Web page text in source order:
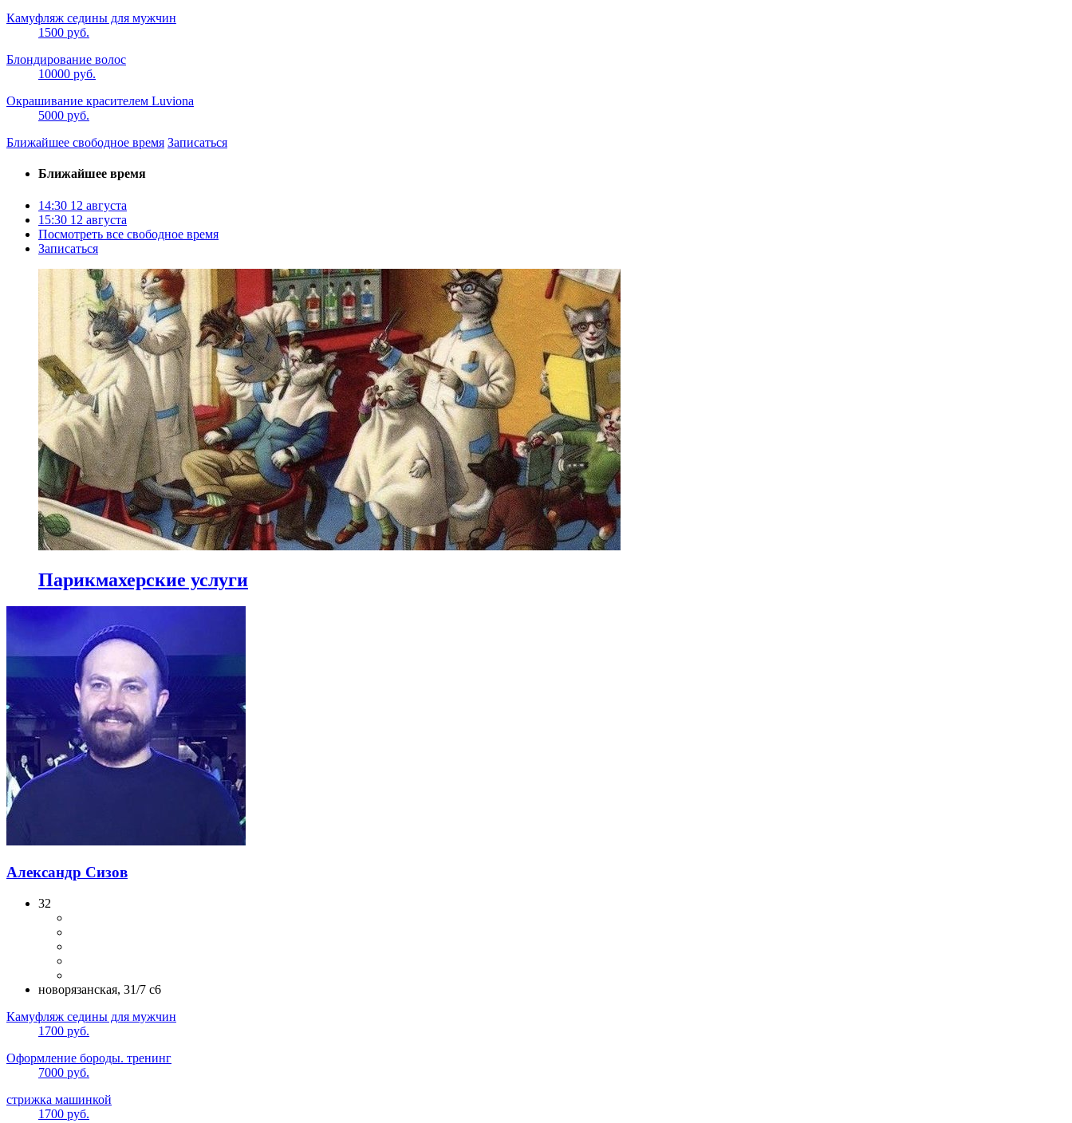
Камуфляж седины для мужчин
1500 руб.
Блондирование волос
10000 руб.
Окрашивание красителем Luviona
5000 руб.
Ближайшее свободное время Записаться
Ближайшее время
14:30 12 августа
15:30 12 августа
Посмотреть все свободное время
Записаться
Парикмахерские услуги
Александр Сизов
32
новорязанская, 31/7 с6
Камуфляж седины для мужчин
1700 руб.
Оформление бороды. тренинг
7000 руб.
стрижка машинкой
1700 руб.